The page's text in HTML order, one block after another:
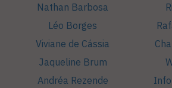
Nathan Barbosa
Léo Borges
Viviane de Cássia
Jaqueline Brum
Andréa Rezende